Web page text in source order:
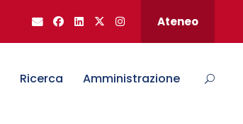
Ateneo
Ricerca Amministrazione